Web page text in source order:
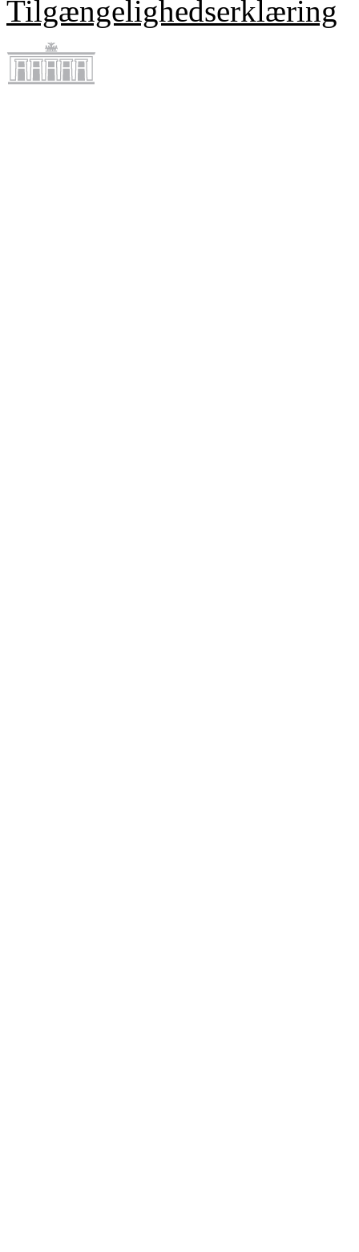
Tilgængelighedserklæring